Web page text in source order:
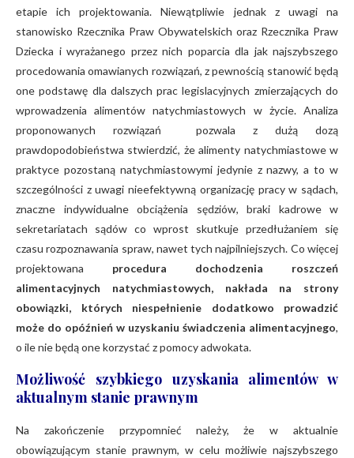
etapie ich projektowania. Niewątpliwie jednak z uwagi na
stanowisko Rzecznika Praw Obywatelskich oraz Rzecznika Praw
Dziecka i wyrażanego przez nich poparcia dla jak najszybszego
procedowania omawianych rozwiązań, z pewnością stanowić będą
one podstawę dla dalszych prac legislacyjnych zmierzających do
wprowadzenia alimentów natychmiastowych w życie. Analiza
proponowanych rozwiązań pozwala z dużą dozą
prawdopodobieństwa stwierdzić, że alimenty natychmiastowe w
praktyce pozostaną natychmiastowymi jedynie z nazwy, a to w
szczególności z uwagi nieefektywną organizację pracy w sądach,
znaczne indywidualne obciążenia sędziów, braki kadrowe w
sekretariatach sądów co wprost skutkuje przedłużaniem się
czasu rozpoznawania spraw, nawet tych najpilniejszych. Co więcej
projektowana procedura dochodzenia roszczeń
alimentacyjnych natychmiastowych, nakłada na strony
obowiązki, których niespełnienie dodatkowo prowadzić
może do opóźnień w uzyskaniu świadczenia alimentacyjnego,
o ile nie będą one korzystać z pomocy adwokata.
Możliwość szybkiego uzyskania alimentów w
aktualnym stanie prawnym
Na zakończenie przypomnieć należy, że w aktualnie
obowiązującym stanie prawnym, w celu możliwie najszybszego